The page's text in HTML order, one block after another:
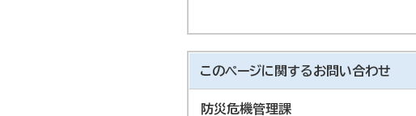
このページに関するお問い合わせ
防災危機管理課